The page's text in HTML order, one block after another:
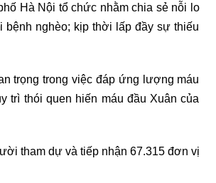
Hà Nội tổ chức nhằm chia sẻ nỗi lo
nghèo; kịp thời lấp đầy sự thiếu
trọng trong việc đáp ứng lượng máu
trì thói quen hiến máu đầu Xuân của
tham dự và tiếp nhận 67.315 đơn vị